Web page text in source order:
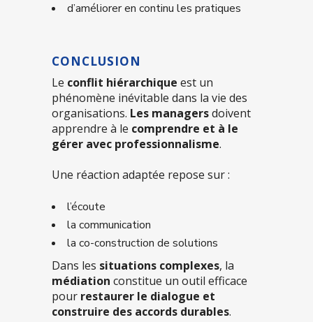
d’améliorer en continu les pratiques
CONCLUSION
Le conflit hiérarchique est un
phénomène inévitable dans la vie des
organisations. Les managersdoivent
apprendre à le comprendre et à le
gérer avec professionnalisme.
Une réaction adaptée repose sur :
l’écoute
la communication
la co-construction de solutions
Dans les situations complexes, la
médiation constitue un outil efficace
pour restaurer le dialogue et
construire des accords durables.